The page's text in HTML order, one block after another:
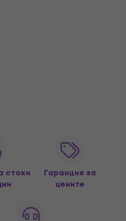
стоки
Гаранция за
цените